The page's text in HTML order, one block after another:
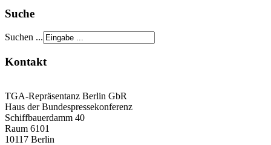
Suche
Suchen ...
Kontakt
TGA-Repräsentanz Berlin GbR
Haus der Bundespressekonferenz
Schiffbauerdamm 40
Raum 6101
10117 Berlin